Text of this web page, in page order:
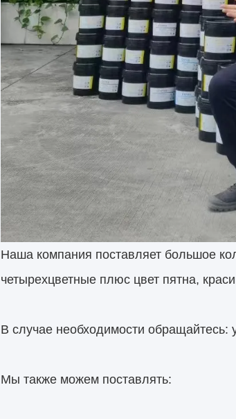
Наша компания поставляет большое
четырехцветные плюс цвет пятна,
В случае необходимости обращайтесь:
Мы также можем поставлять: